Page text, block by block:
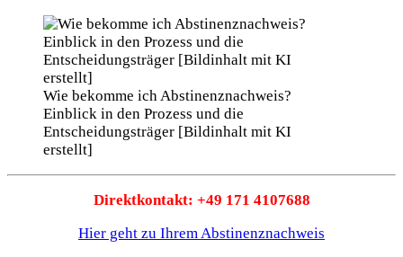
Wie bekomme ich Abstinenznachweis?
Einblick in den Prozess und die
Entscheidungsträger [Bildinhalt mit KI
erstellt]
Direktkontakt: +49 171 4107688
Hier geht zu Ihrem Abstinenznachweis